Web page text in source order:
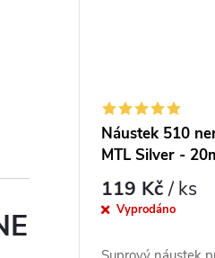
Náustek 510
MTL Silver -
119 Kč/ ks
Vyprodáno